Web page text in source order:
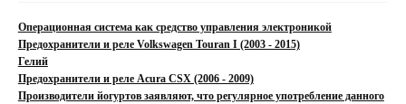
Операционная система как средство управления электроникой
Предохранители и реле Volkswagen Touran I (2003 - 2015)
Гелий
Предохранители и реле Acura CSX (2006 - 2009)
Производители йогуртов заявляют, что регулярное употребление данного